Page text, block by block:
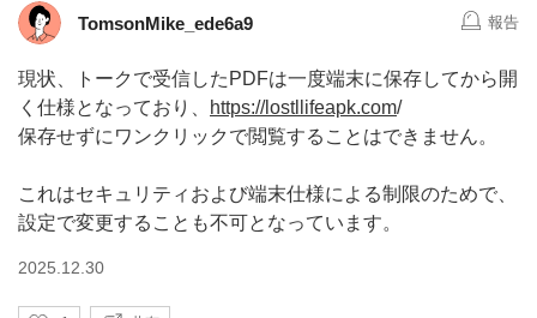
TomsonMike_ede6a9 報告
現状、トークで受信したPDFは一度端末に保存してから開
く仕様となっており、
https://lostllifeapk.com/
保存せずにワンクリックで閲覧することはできません。
これはセキュリティおよび端末仕様による制限のためで、
設定で変更することも不可となっています。
2025.12.30